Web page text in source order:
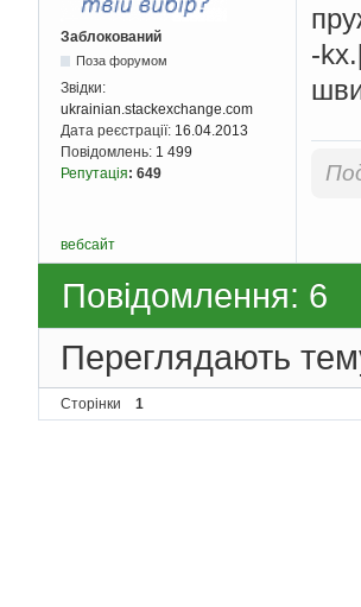
Заблокований
Поза форумом
Звідки:
ukrainian.stackexchange.com
Дата реєстрації: 16.04.2013
Повідомлень: 1 499
Репутація: 649
-
вебсайт
Повідомлення: 6
Переглядають
Сторінки 1